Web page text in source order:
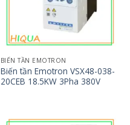
BIẾN TẦN EMOTRON
Biến tần Emotron VSX48-038-
20CEB 18.5KW 3Pha 380V